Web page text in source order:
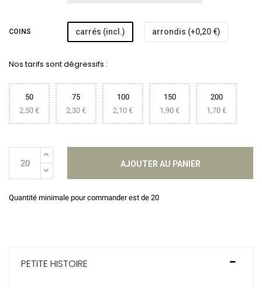
COINS carrés (incl.) arrondis (+0,20 €)
Nos tarifs sont dégressifs :
50
2,50 €
75
2,30 €
100
2,10 €
150
1,90 €
200
1,70 €
AJOUTER AU PANIER
Quantité minimale pour commander est de 20
PETITE HISTOIRE